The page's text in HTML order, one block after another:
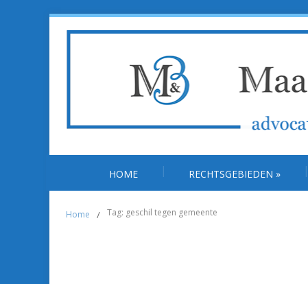
HOME RECHTSGEBIEDEN »
Home / Tag: geschil tegen gemeente